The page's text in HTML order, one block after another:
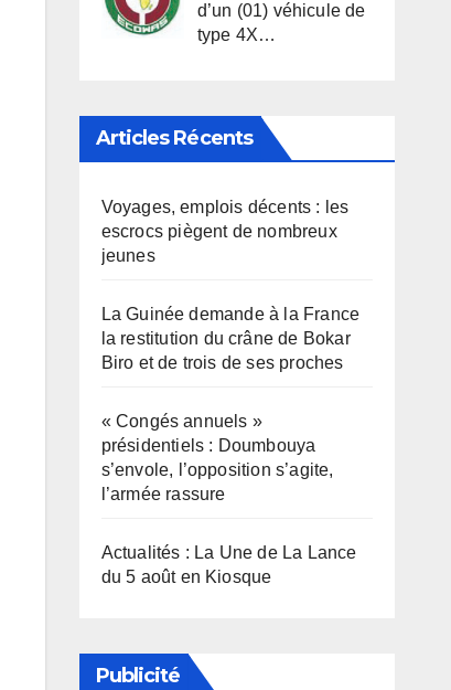
d’un (01) véhicule de
type 4X…
Articles Récents
Voyages, emplois décents : les
escrocs piègent de nombreux
jeunes
La Guinée demande à la France
la restitution du crâne de Bokar
Biro et de trois de ses proches
« Congés annuels »
présidentiels : Doumbouya
s’envole, l’opposition s’agite,
l’armée rassure
Actualités : La Une de La Lance
du 5 août en Kiosque
Publicité